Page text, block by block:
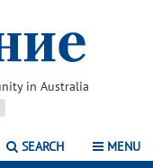
in Australia
SEARCH MENU